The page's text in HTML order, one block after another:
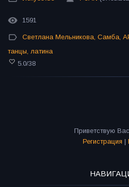
1591
Светлана Мельникова, Самба,
танцы, латина
5.0/38
Приветствую Вас
Регистрация |